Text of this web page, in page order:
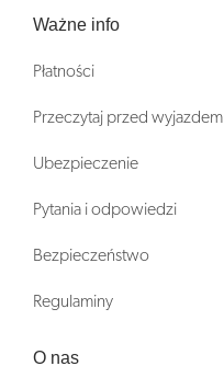
Ważne info
Płatności
Przeczytaj przed wyjazdem
Ubezpieczenie
Pytania i odpowiedzi
Bezpieczeństwo
Regulaminy
O nas